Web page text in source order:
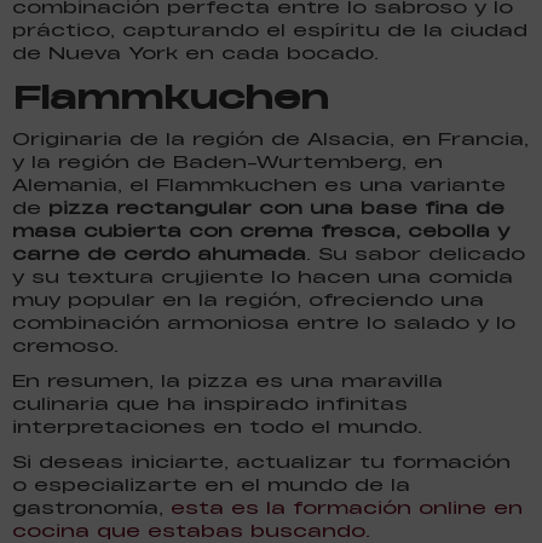
combinación perfecta entre lo sabroso y lo
práctico, capturando el espíritu de la ciudad
de Nueva York en cada bocado.
Flammkuchen
Originaria de la región de Alsacia, en Francia,
y la región de Baden-Wurtemberg, en
Alemania, el Flammkuchen es una variante
de pizza rectangular con una base fina de
masa cubierta con crema fresca, cebolla y
carne de cerdo ahumada . Su sabor delicado
y su textura crujiente lo hacen una comida
muy popular en la región, ofreciendo una
combinación armoniosa entre lo salado y lo
cremoso.
En resumen, la pizza es una maravilla
culinaria que ha inspirado infinitas
interpretaciones en todo el mundo.
Si deseas iniciarte, actualizar tu formación
o especializarte en el mundo de la
gastronomía, esta es la formación online en
cocina que estabas buscando.